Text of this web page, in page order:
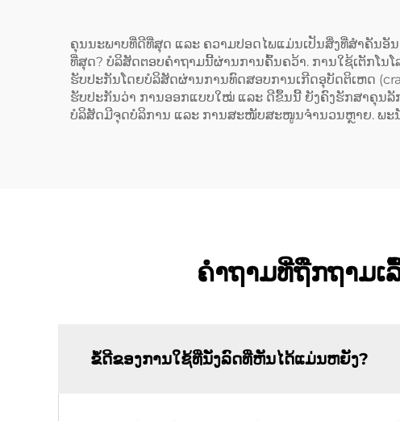
ຄຸນນະພາບທີ່ດີທີ່ສຸດ ແລະ ຄວາມປອດໄພແມ່ນເປັນສິ່ງທີ່ສຳຄັນ
ທີ່ສຸດ? ບໍລິສັດຕອບຄຳຖາມນີ້ຜ່ານການຄົ້ນຄວ້າ. ການໃຊ້ເຕັກໂ
ຮັບປະກັນໂດຍບໍລິສັດຜ່ານການທົດສອບການເກີດອຸບັດຕິເຫດ
ຮັບປະກັນວ່າ ການອອກແບບໃໝ່ ແລະ ດີຂຶ້ນນີ້ ຍັງຄົງຮັກສາຄຸນລັ
ບໍລິສັດມີຈຸດບໍລິການ ແລະ ການສະໜັບສະໜູນຈຳນວນຫຼາຍ. ພະ
ຄຳຖາມທີ່ຖືກຖາມເ
ຂໍ້ດີຂອງການໃຊ້ທີ່ນັ່ງລົດທີ່ຫັນໄດ້ແມ່ນຫຍັງ?